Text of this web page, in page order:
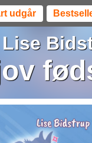
udgår
Lise